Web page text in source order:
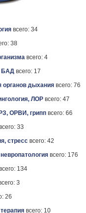
всего: 34
38
всего: 4
БАД всего: 17
органов дыхания всего: 76
ЛОР всего: 47
ОРВИ, грипп всего: 66
33
стресс всего: 42
всего: 176
134
3
26
всего: 10